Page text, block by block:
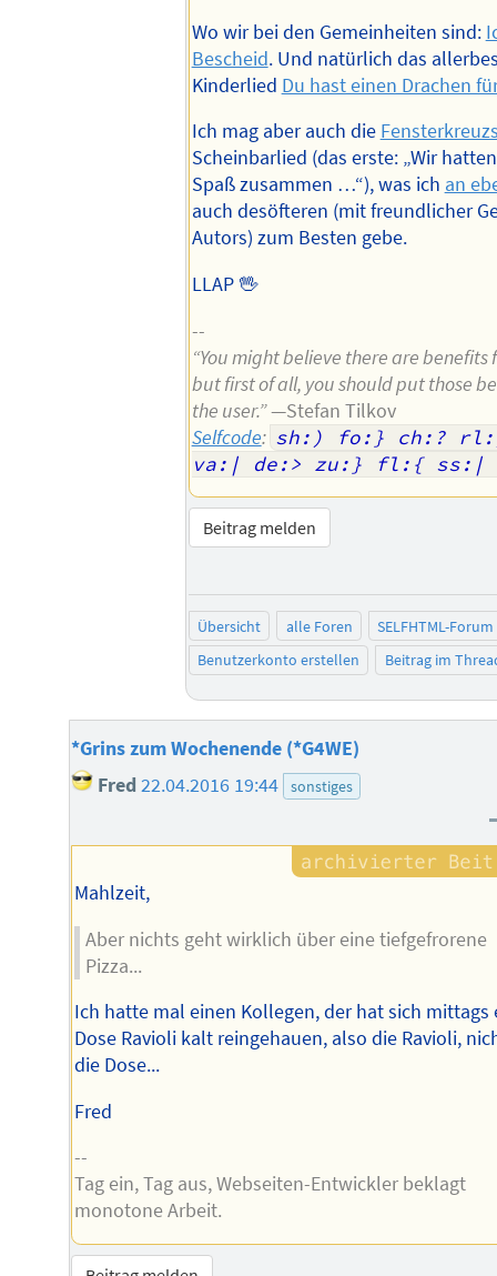
Wo wir bei den Gemeinheiten sind:
Bescheid. Und natürlich das
Kinderlied Du hast einen Drachen
Ich mag aber auch die
Scheinbarlied (das erste: „Wir
Spaß zusammen …“), was ich an
auch desöfteren (mit freundlicher
Autors) zum Besten gebe.
LLAP 🖖
--
“You might believe there are benefits
but first of all, you should put those
the user.”—Stefan Tilkov
Selfcode: sh:) fo:} ch:?
va:| de:> zu:} fl:{
Beitrag melden
Übersicht alle Foren
SELFHTML-Forum
Benutzerkonto erstellen
Beitrag im
*Grins zum Wochenende (*G4WE)
Fred 22.04.2016 19:44 sonstiges
Mahlzeit,
Aber nichts geht wirklich über eine tiefgefrorene
Pizza...
Ich hatte mal einen Kollegen, der hat sich mittags
Dose Ravioli kalt reingehauen, also die Ravioli,
die Dose...
Fred
--
Tag ein, Tag aus, Webseiten-Entwickler beklagt
monotone Arbeit.